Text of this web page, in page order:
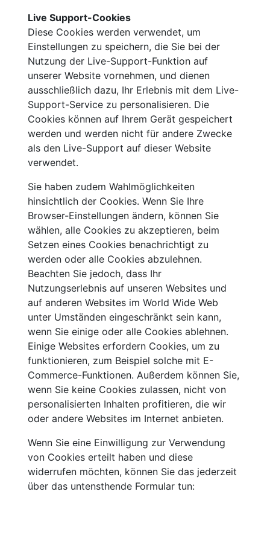
Live Support-Cookies
Diese Cookies werden verwendet, um
Einstellungen zu speichern, die Sie bei der
Nutzung der Live-Support-Funktion auf
unserer Website vornehmen, und dienen
ausschließlich dazu, Ihr Erlebnis mit dem Live-
Support-Service zu personalisieren. Die
Cookies können auf Ihrem Gerät gespeichert
werden und werden nicht für andere Zwecke
als den Live-Support auf dieser Website
verwendet.
Sie haben zudem Wahlmöglichkeiten
hinsichtlich der Cookies. Wenn Sie Ihre
Browser-Einstellungen ändern, können Sie
wählen, alle Cookies zu akzeptieren, beim
Setzen eines Cookies benachrichtigt zu
werden oder alle Cookies abzulehnen.
Beachten Sie jedoch, dass Ihr
Nutzungserlebnis auf unseren Websites und
auf anderen Websites im World Wide Web
unter Umständen eingeschränkt sein kann,
wenn Sie einige oder alle Cookies ablehnen.
Einige Websites erfordern Cookies, um zu
funktionieren, zum Beispiel solche mit E-
Commerce-Funktionen. Außerdem können Sie,
wenn Sie keine Cookies zulassen, nicht von
personalisierten Inhalten profitieren, die wir
oder andere Websites im Internet anbieten.
Wenn Sie eine Einwilligung zur Verwendung
von Cookies erteilt haben und diese
widerrufen möchten, können Sie das jederzeit
über das untensthende Formular tun: